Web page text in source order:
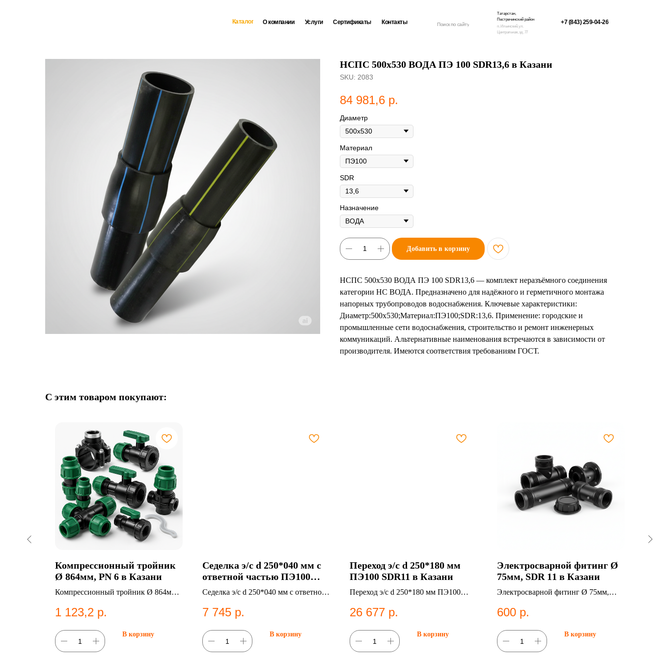
Поиск по сайту
Контакты
Сертификаты
Услуги +7 (843) 259-04-26
О компании
п. Ильинский, ул.
Центральная, зд. 77
Татарстан,
Пестречинский район
Каталог
НСПС 500х530 ВОДА ПЭ 100 SDR13,6 в Казани
SKU: 2083
84 981,6 р.
Диаметр
Материал
SDR
Назначение
Добавить в корзину
НСПС 500х530 ВОДА ПЭ 100 SDR13,6 — комплект неразъёмного соединения
категории НС ВОДА. Предназначено для надёжного и герметичного монтажа
напорных трубопроводов водоснабжения. Ключевые характеристики:
Диаметр:500х530;Материал:ПЭ100;SDR:13,6. Применение: городские и
промышленные сети водоснабжения, строительство и ремонт инженерных
коммуникаций. Альтернативные наименования встречаются в зависимости от
производителя. Имеются соответствия требованиям ГОСТ.
С этим товаром покупают:
Компрессионный тройник
Ø 864мм, PN 6 в Казани
Компрессионный тройник Ø 864мм,
фитинги;Тройники.
1 123,2 р.
В корзину
Седелка э/с d 250*040 мм с
ответной частью ПЭ100
SDR11 в Казани
Седелка э/с d 250*040 мм с ответной
для систем водоснабжения.
7 745 р.
В корзину
Переход э/с d 250*180 мм
ПЭ100 SDR11 в Казани
Переход э/с d 250*180 мм ПЭ100
водоснабжения.
26 677 р.
В корзину
Электросварной фитинг Ø
75мм, SDR 11 в Казани
Электросварной фитинг Ø 75мм,
фитинги.
600 р.
В корзину